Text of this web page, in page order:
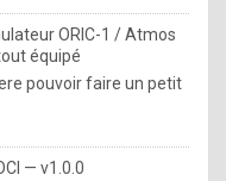
ORIC-1 / Atmos
équipé
pouvoir faire un petit
— v1.0.0